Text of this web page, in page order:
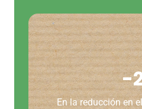
-
En la reducción en